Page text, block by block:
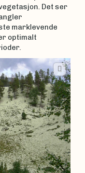
Det ser
marklevende
optimalt